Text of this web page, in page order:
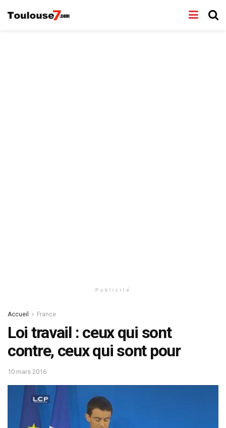
Publicité
Accueil France
Loi travail : ceux qui sont
contre, ceux qui sont pour
10 mars 2016